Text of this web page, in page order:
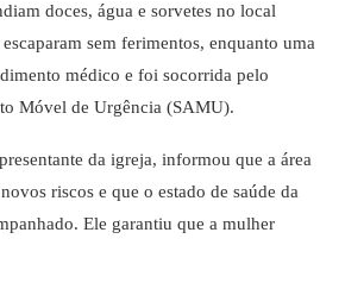
doces, água e sorvetes no local
sem ferimentos, enquanto uma
médico e foi socorrida pelo
Móvel de Urgência (SAMU).
da igreja, informou que a área
riscos e que o estado de saúde da
Ele garantiu que a mulher